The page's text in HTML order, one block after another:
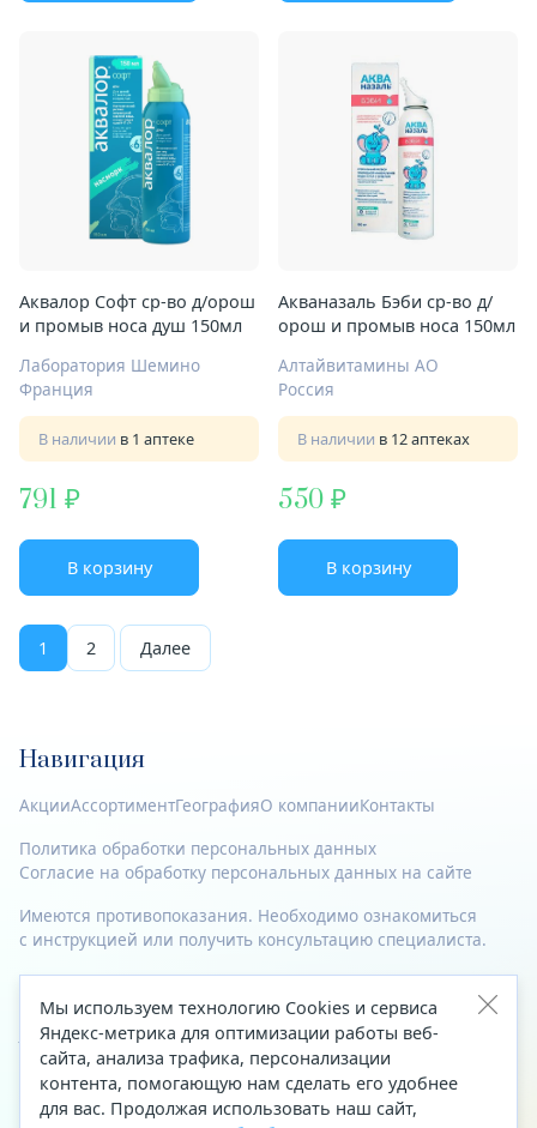
Аквалор Софт ср-во д/орош
и промыв носа душ 150мл
Лаборатория Шемино
Франция
В наличии в 1 аптеке
791
В корзину
Акваназаль Бэби ср-во д/
орош и промыв носа 150мл
Алтайвитамины АО
Россия
В наличии в 12 аптеках
550
В корзину
1 2 Далее
Навигация
АкцииАссортиментГеографияО компанииКонтакты
Политика обработки персональных данных
Согласие на обработку персональных данных на сайте
Имеются противопоказания. Необходимо ознакомиться
с инструкцией или получить консультацию специалиста.
© 2023—2026 Все права защищены.
Адрес
Архангельск, ул. Папанина, д. 19 (вход в здание со стороны
автоцентра «Тойота»)
Мы используем технологию Cookies и сервиса
Яндекс-метрика для оптимизации работы веб-
сайта, анализа трафика, персонализации
контента, помогающую нам сделать его удобнее
для вас. Продолжая использовать наш сайт,